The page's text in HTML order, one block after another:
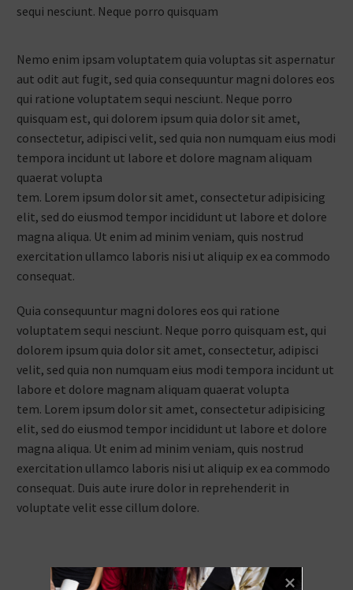
sequi nesciunt. Neque porro quisquam
Nemo enim ipsam voluptatem quia voluptas sit aspernatur
aut odit aut fugit, sed quia consequuntur magni dolores eos
qui ratione voluptatem sequi nesciunt. Neque porro
quisquam est, qui dolorem ipsum quia dolor sit amet,
consectetur, adipisci velit, sed quia non numquam eius modi
tempora incidunt ut labore et dolore magnam aliquam
quaerat volupta
tem. Lorem ipsum dolor sit amet, consectetur adipisicing
elit, sed do eiusmod tempor incididunt ut labore et dolore
magna aliqua. Ut enim ad minim veniam, quis nostrud
exercitation ullamco laboris nisi ut aliquip ex ea commodo
consequat.
Quia consequuntur magni dolores eos qui ratione
voluptatem sequi nesciunt. Neque porro quisquam est, qui
dolorem ipsum quia dolor sit amet, consectetur, adipisci
velit, sed quia non numquam eius modi tempora incidunt ut
labore et dolore magnam aliquam quaerat volupta
tem. Lorem ipsum dolor sit amet, consectetur adipisicing
elit, sed do eiusmod tempor incididunt ut labore et dolore
magna aliqua. Ut enim ad minim veniam, quis nostrud
exercitation ullamco laboris nisi ut aliquip ex ea commodo
consequat. Duis aute irure dolor in reprehenderit in
voluptate velit esse cillum dolore.